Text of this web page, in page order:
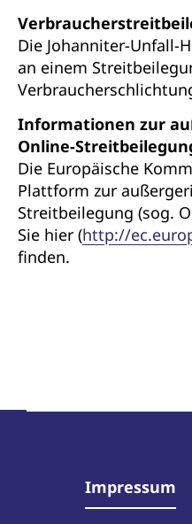
Die Johanniter-Unfall-
an einem
Informationen zur
Online-
Die Europäische
Plattform zur
Streitbeilegung (sog.
Sie hier (http://
finden.
Impressum